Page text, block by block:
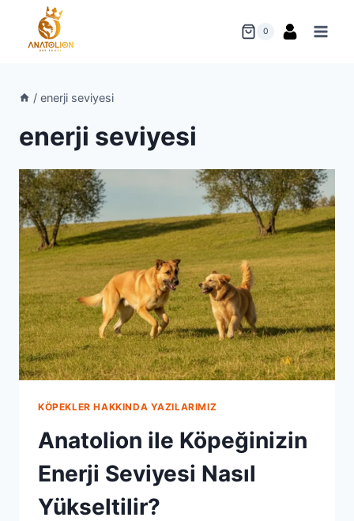
content
0
/ enerji seviyesi
enerji seviyesi
KÖPEKLER HAKKINDA YAZILARIMIZ
Anatolion ile Köpeğinizin
Enerji Seviyesi Nasıl
Yükseltilir?